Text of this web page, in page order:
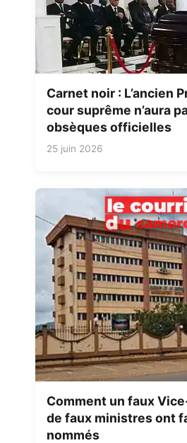
Carnet noir : L’ancien
cour suprême n’aura
obsèques officielles
25 juin 2026
Comment un faux
de faux ministres ont
nommés